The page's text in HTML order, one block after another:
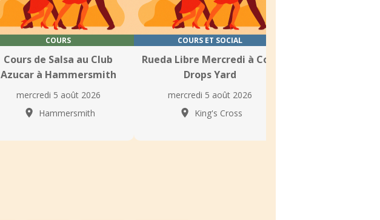
COURS
Cours de Salsa au Club
Azucar à Hammersmith
mercredi 5 août 2026
Hammersmith
COURS ET SOCIAL
Rueda Libre Mercredi à Coal
Drops Yard
mercredi 5 août 2026
King's Cross